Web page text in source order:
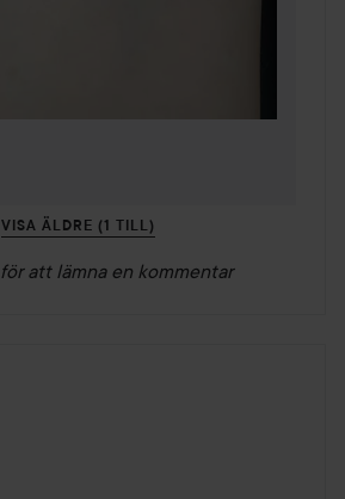
VISA ÄLDRE (1 TILL)
för att lämna en kommentar